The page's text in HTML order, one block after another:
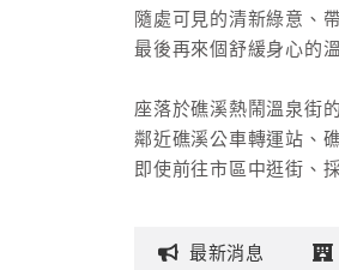
隨處可見的清新綠意、
最後再來個舒緩身心的
座落於礁溪熱鬧溫泉街
鄰近礁溪公車轉運站、
即使前往市區中逛街、
「泉嘉．成功溫泉民宿
最新消息